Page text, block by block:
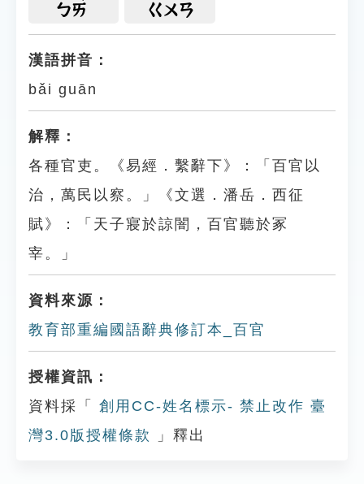
ㄅㄞ ㄍㄨㄢ
漢語拼音：
bǎi guān
解釋：
各種官吏。《易經．繫辭下》：「百官以
治，萬民以察。」《文選．潘岳．西征
賦》：「天子寢於諒闇，百官聽於冢
宰。」
資料來源：
教育部重編國語辭典修訂本_百官
授權資訊：
資料採「
創用CC-姓名標示- 禁止改作 臺
灣3.0版授權條款
」釋出